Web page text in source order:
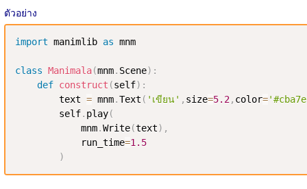
ตัวอย่าง
import manimlib as mnm
class Manimala(mnm. Scene) :
def construct (self) :
        text
= mnm.Text ( 'เขียน' , size=5.2, color=
        self
. play(
            mnm
.Write(text) ,
            run_time
=1.5
)